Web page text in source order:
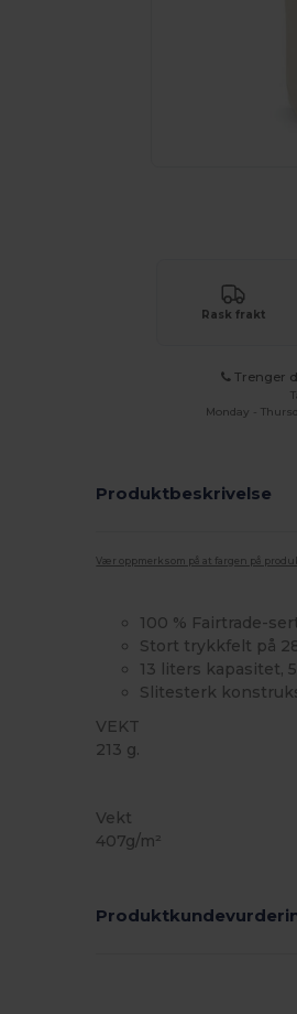
Rask frakt
Trenger
Monday -
Produktbeskrivelse
Vær oppmerksom på at fargen på
100 % Fairtrade-
Stort trykkfelt på
13 liters kapasitet,
Slitesterk
VEKT
213 g.
Vekt
407g/m²